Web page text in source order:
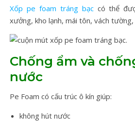
Xốp pe foam tráng bạccó thể
xưởng, kho lạnh, mái tôn, vách tường,
Chống ẩm và
nước
Pe Foam có cấu trúc ô kín giúp:
không hút nước